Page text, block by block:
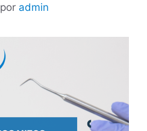
por admin